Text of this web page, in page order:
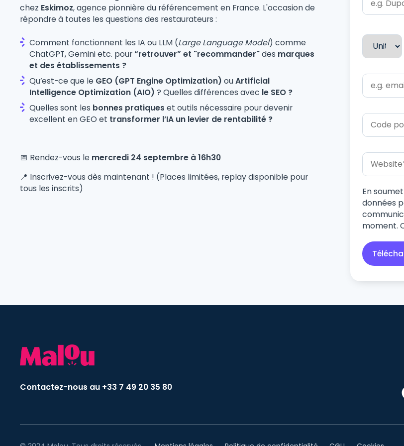
chez Eskimoz, agence pionnière du référencement en France. L'occasion de
répondre à toutes les questions des restaurateurs :
Comment fonctionnent les IA ou LLM (Large Language Model) comme
ChatGPT, Gemini etc. pour“retrouver” et "recommander"des marques
et des établissements ?
Qu’est-ce que le GEO (GPT Engine Optimization)ouArtificial
Intelligence Optimization (AIO) ? Quelles différences avec le SEO ?
Quelles sont les bonnes pratiques et outils nécessaire pour devenir
excellent en GEO et transformer l’IA un levier de rentabilité ?
📅 Rendez-vous le mercredi 24 septembre à 16h30
📍 Inscrivez-vous dès maintenant ! (Places limitées, replay disponible pour
tous les inscrits)
En
données
moment.
Contactez-nous au +33 7 49 20 35 80